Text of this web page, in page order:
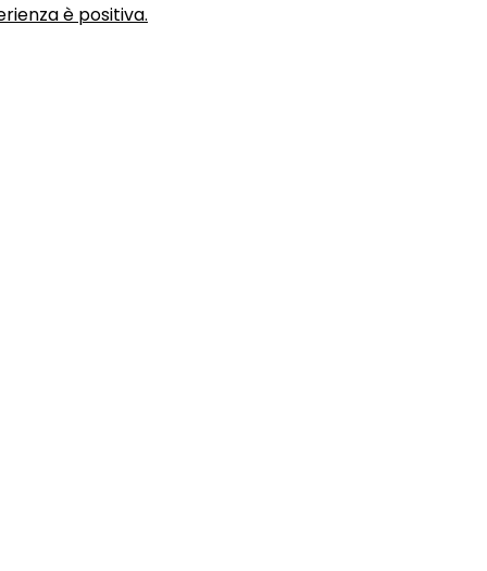
è positiva.